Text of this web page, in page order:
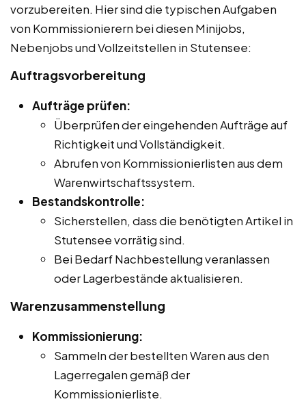
vorzubereiten. Hier sind die typischen Aufgaben
von Kommissionierern bei diesen Minijobs,
Nebenjobs und Vollzeitstellen in Stutensee:
Auftragsvorbereitung
Aufträge prüfen:
Überprüfen der eingehenden Aufträge auf
Richtigkeit und Vollständigkeit.
Abrufen von Kommissionierlisten aus dem
Warenwirtschaftssystem.
Bestandskontrolle:
Sicherstellen, dass die benötigten Artikel in
Stutensee vorrätig sind.
Bei Bedarf Nachbestellung veranlassen
oder Lagerbestände aktualisieren.
Warenzusammenstellung
Kommissionierung:
Sammeln der bestellten Waren aus den
Lagerregalen gemäß der
Kommissionierliste.